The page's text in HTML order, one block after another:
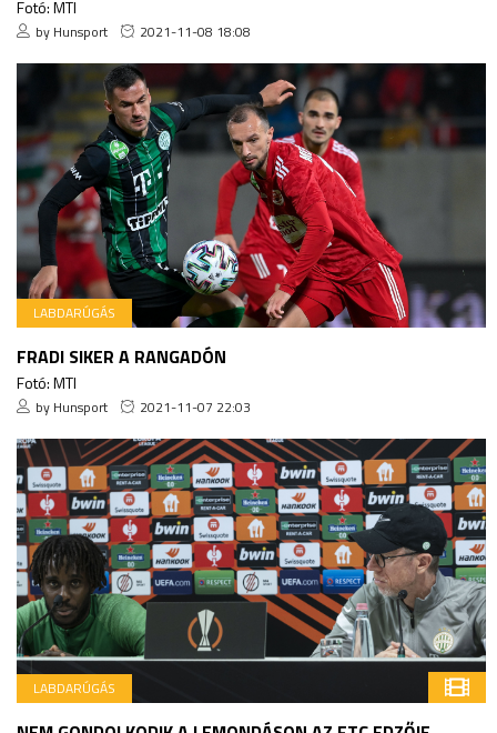
Fotó: MTI
by Hunsport 2021-11-08 18:08
LABDARÚGÁS
FRADI SIKER A RANGADÓN
Fotó: MTI
by Hunsport 2021-11-07 22:03
LABDARÚGÁS